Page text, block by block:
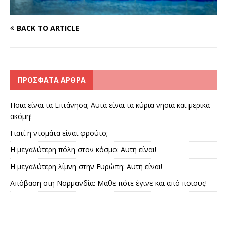
BACK TO ARTICLE
ΠΡΌΣΦΑΤΑ ΆΡΘΡΑ
Ποια είναι τα Επτάνησα; Αυτά είναι τα κύρια νησιά και μερικά
ακόμη!
Γιατί η ντομάτα είναι φρούτο;
Η μεγαλύτερη πόλη στον κόσμο: Αυτή είναι!
Η μεγαλύτερη λίμνη στην Ευρώπη: Αυτή είναι!
Απόβαση στη Νορμανδία: Μάθε πότε έγινε και από ποιους!